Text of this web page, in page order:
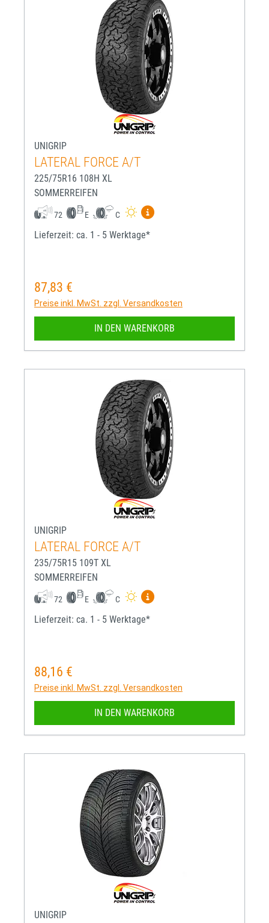
UNIGRIP
LATERAL FORCE A/T
225/75R16 108H XL
SOMMERREIFEN
72 E C
Mehr Informationen zum
Lieferzeit: ca. 1 - 5 Werktage*
Regulärer Preis:
87,83 €
Preise inkl. MwSt. zzgl. Versandkosten
IN DEN WARENKORB
UNIGRIP
LATERAL FORCE A/T
235/75R15 109T XL
SOMMERREIFEN
72 E C
Mehr Informationen zum
Lieferzeit: ca. 1 - 5 Werktage*
Regulärer Preis:
88,16 €
Preise inkl. MwSt. zzgl. Versandkosten
IN DEN WARENKORB
UNIGRIP